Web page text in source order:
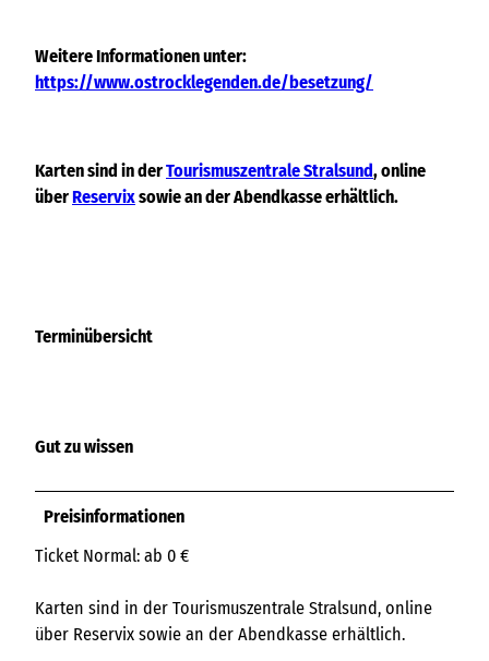
Weitere Informationen unter:
https://www.ostrocklegenden.de/besetzung/
Karten sind in derTourismuszentrale Stralsund, online
überReservixsowie an der Abendkasse erhältlich.
Terminübersicht
Gut zu wissen
Preisinformationen
Ticket Normal: ab 0 €
Karten sind in der Tourismuszentrale Stralsund, online
über Reservix sowie an der Abendkasse erhältlich.